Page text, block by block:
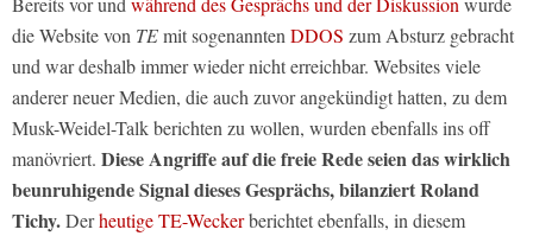
die Website von TEmit sogenannten DDOS zum Absturz gebracht
und war deshalb immer wieder nicht erreichbar. Websites viele
anderer neuer Medien, die auch zuvor angekündigt hatten, zu dem
Musk-Weidel-Talk berichten zu wollen, wurden ebenfalls ins off
manövriert. Diese Angriffe auf die freie Rede seien das wirklich
beunruhigende Signal dieses Gesprächs, bilanziert Roland
Tichy.Derheutige TE-Weckerberichtet ebenfalls, in diesem